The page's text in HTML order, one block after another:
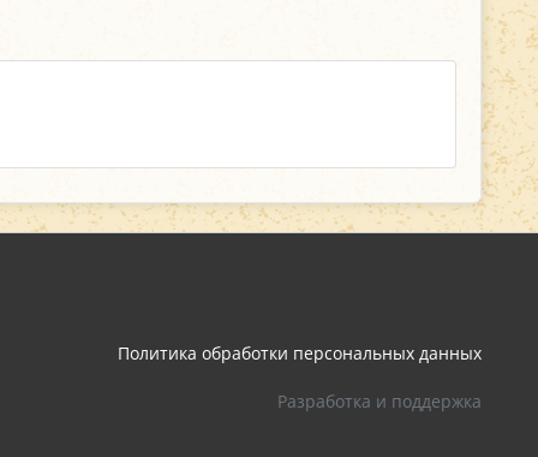
Политика обработки персональных данных
Разработка и поддержка